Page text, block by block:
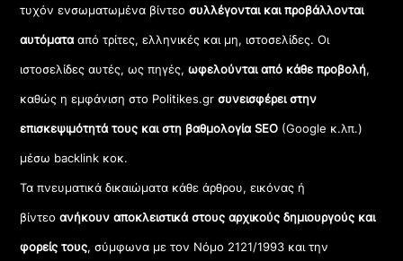
τυχόν ενσωματωμένα βίντεοσυλλέγονται και προβάλλονται
αυτόματααπό τρίτες, ελληνικές και μη, ιστοσελίδες. Οι
ιστοσελίδες αυτές, ως πηγές,ωφελούνται από κάθε προβολή,
καθώς η εμφάνιση στο Politikes.gr συνεισφέρει στην
επισκεψιμότητά τους και στη βαθμολογία SEO (Google κ.λπ.)
μέσω backlink κοκ.
Τα πνευματικά δικαιώματα κάθε άρθρου, εικόνας ή
βίντεοανήκουν αποκλειστικά στους αρχικούς δημιουργούς και
φορείς τους, σύμφωνα με τον Νόμο 2121/1993 και την